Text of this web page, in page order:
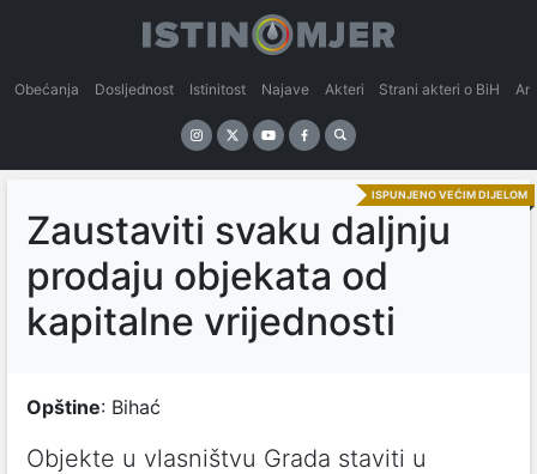
Obećanja Dosljednost Istinitost Najave Akteri Strani akteri o BiH
ISPUNJENO VEĆIM DIJELOM
Zaustaviti svaku daljnju
prodaju objekata od
kapitalne vrijednosti
Opštine: Bihać
Objekte u vlasništvu Grada staviti u